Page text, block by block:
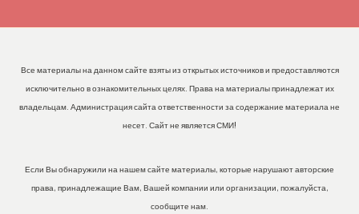
Все материалы на данном сайте взяты из открытых источников и предоставляются
исключительно в ознакомительных целях. Права на материалы принадлежат их
владельцам. Администрация сайта ответственности за содержание материала не
несет. Сайт не является СМИ!
Если Вы обнаружили на нашем сайте материалы, которые нарушают авторские
права, принадлежащие Вам, Вашей компании или организации, пожалуйста,
сообщите нам.